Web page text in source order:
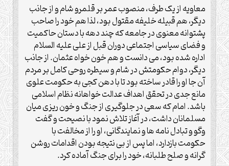
معاویه از یک طرف، منصوب عمر بر قلمرو شام و از جانب
دیگر، هم قبیله خلیفه مقتول بود، لذا هم خود را صاحب
پشتوانه معنوی در جامعه که چند دهه با دستان حاکمیت
و فضای سیاسی اجتماعی دوران قبل از علی علیه السلام
اداره شده بود، می دانست و هم خون خواه عثمان. از جانب
دیگر، دوام حکومتش در شام و سیطره روحی کامل بر مردم
آن جا او را قادر ساخته بود تا با دهن کجی به حکومت علوی
مانع جدی در تحقق اهداف عدالت خواهانه نظام اسلامی
باشد. امام که سعی در جلوگیری از جنگ و خون ریزی میان
مسلمانان داشت، در آغاز تلاش نمود با نصیحت و گفت
وگو و تبادل نامه ها و نمایندگانی، او را از مخالفت با
حکومت بازدارد، اما پس از بی نتیجه بودن اقدامات روشن
گرانه و صلح طلبانه، خود را برای جنگ آماده کرد.